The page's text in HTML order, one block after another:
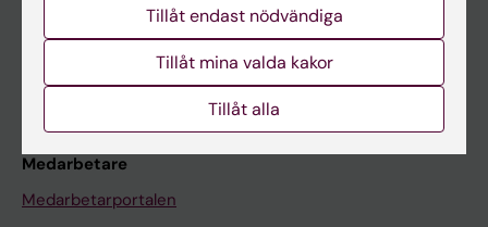
Kurs- och programwebbar
Student på KI
Medarbetare
Medarbetarportalen
Tillåt endast nödvändiga
Tillåt mina valda kakor
Tillåt alla